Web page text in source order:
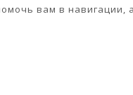
вам в